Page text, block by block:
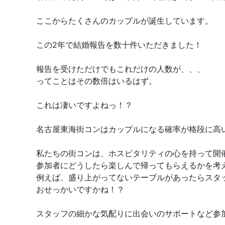
ここからたくさんのカップルが誕生しています。
この2年で結婚報告を数十件いただきました！
報告を受けただけでもこれだけの人数が、、、
ってことはその数倍はいるはず。
これは凄いですよねっ！？
名古屋東海街コンはカップルになる確率が格段に高
私たちの街コンは、ホスピタリティの心を持って開
参加者にどうしたら楽しんで帰ってもらえるかを
例えば、盛り上がってないテーブルがあったらス
おせっかいですかね！？
スタッフの細かな気配りに出会いのサポートなど